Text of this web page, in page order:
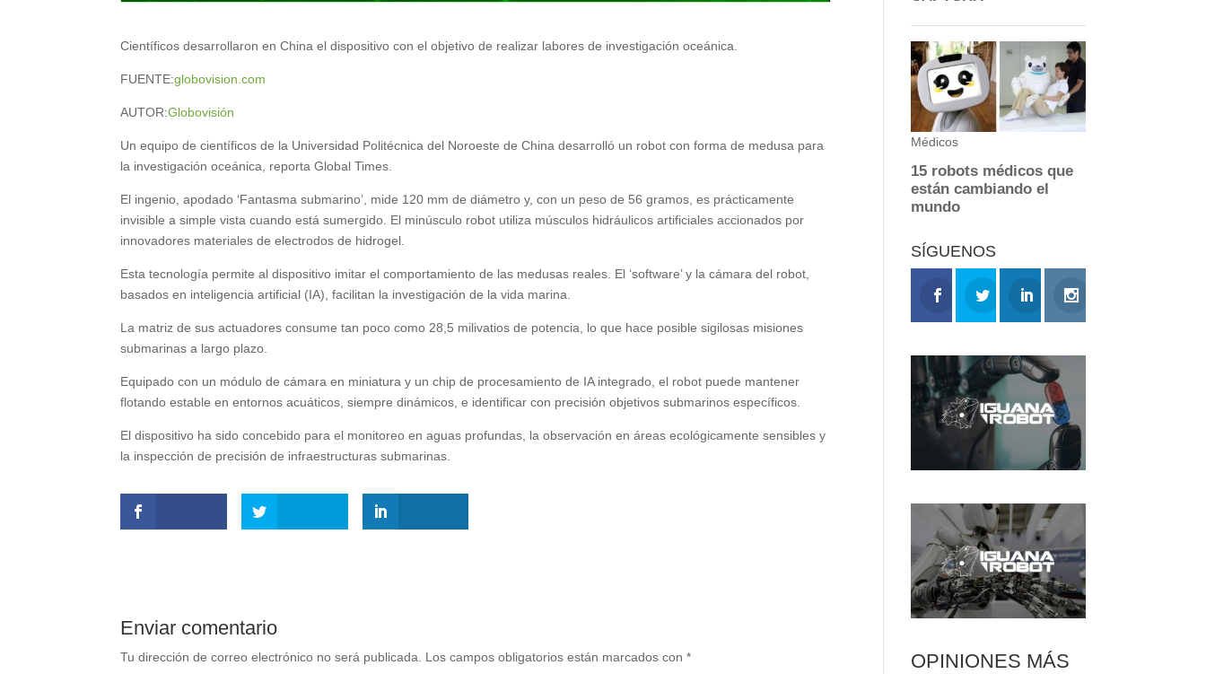
Científicos desarrollaron en China el dispositivo con el objetivo de realizar labores de investigación oceánica.
FUENTE:globovision.com
AUTOR:Globovisión
Un equipo de científicos de la Universidad Politécnica del Noroeste de China desarrolló un robot con forma de medusa para
la investigación oceánica, reporta Global Times.
El ingenio, apodado ‘Fantasma submarino’, mide 120 mm de diámetro y, con un peso de 56 gramos, es prácticamente
invisible a simple vista cuando está sumergido. El minúsculo robot utiliza músculos hidráulicos artificiales accionados por
innovadores materiales de electrodos de hidrogel.
Esta tecnología permite al dispositivo imitar el comportamiento de las medusas reales. El ‘software’ y la cámara del robot,
basados ​​en inteligencia artificial (IA), facilitan la investigación de la vida marina.
La matriz de sus actuadores consume tan poco como 28,5 milivatios de potencia, lo que hace posible sigilosas misiones
submarinas a largo plazo.
Equipado con un módulo de cámara en miniatura y un chip de procesamiento de IA integrado, el robot puede mantener
flotando estable en entornos acuáticos, siempre dinámicos, e identificar con precisión objetivos submarinos específicos.
El dispositivo ha sido concebido para el monitoreo en aguas profundas, la observación en áreas ecológicamente sensibles y
la inspección de precisión de infraestructuras submarinas.
Enviar comentario
Tu dirección de correo electrónico no será publicada. Los campos obligatorios están marcados con*
SÍGUENOS
OPINIONES MÁS